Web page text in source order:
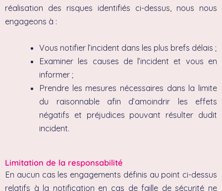
réalisation des risques identifiés ci-dessus, nous nous
engageons à :
Vous notifier l’incident dans les plus brefs délais ;
Examiner les causes de l’incident et vous en
informer ;
Prendre les mesures nécessaires dans la limite
du raisonnable afin d’amoindrir les effets
négatifs et préjudices pouvant résulter dudit
incident.
Limitation de la responsabilité
En aucun cas les engagements définis au point ci-dessus
relatifs à la notification en cas de faille de sécurité ne